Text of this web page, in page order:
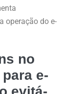
operação do e-
no
e-